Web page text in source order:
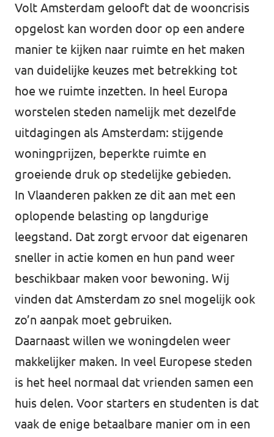
Volt Amsterdam gelooft dat de wooncrisis
opgelost kan worden door op een andere
manier te kijken naar ruimte en het maken
van duidelijke keuzes met betrekking tot
hoe we ruimte inzetten. In heel Europa
worstelen steden namelijk met dezelfde
uitdagingen als Amsterdam: stijgende
woningprijzen, beperkte ruimte en
groeiende druk op stedelijke gebieden.
In Vlaanderen pakken ze dit aan met een
oplopende belasting op langdurige
leegstand. Dat zorgt ervoor dat eigenaren
sneller in actie komen en hun pand weer
beschikbaar maken voor bewoning. Wij
vinden dat Amsterdam zo snel mogelijk ook
zo’n aanpak moet gebruiken.
Daarnaast willen we woningdelen weer
makkelijker maken. In veel Europese steden
is het heel normaal dat vrienden samen een
huis delen. Voor starters en studenten is dat
vaak de enige betaalbare manier om in een